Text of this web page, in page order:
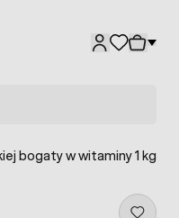
bogaty w witaminy 1 kg